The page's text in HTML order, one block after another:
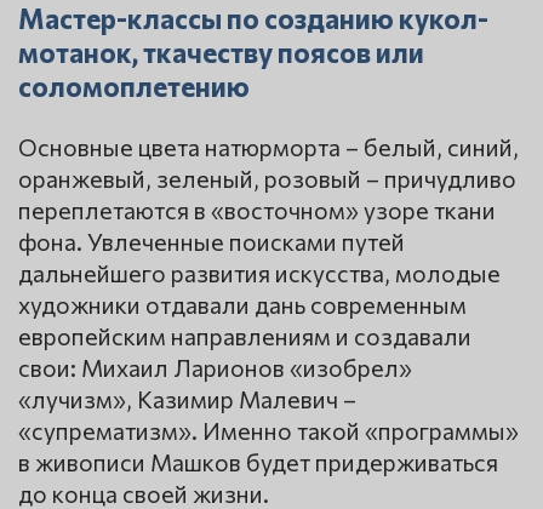
Мастер-классы по созданию кукол-
мотанок, ткачеству поясов или
соломоплетению
Основные цвета натюрморта – белый, синий,
оранжевый, зеленый, розовый – причудливо
переплетаются в «восточном» узоре ткани
фона. Увлеченные поисками путей
дальнейшего развития искусства, молодые
художники отдавали дань современным
европейским направлениям и создавали
свои: Михаил Ларионов «изобрел»
«лучизм», Казимир Малевич –
«супрематизм». Именно такой «программы»
в живописи Машков будет придерживаться
до конца своей жизни.